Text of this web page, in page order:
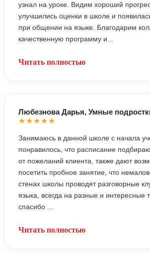
узнал на уроке. Видим хороший
улучшились оценки в школе и
при общении на языке. Благодарим
качественную программу и...
Читать полностью
Любезнова Дарья, Умные
★★★★★
Занимаюсь в данной школе с начала
понравилось, что расписание
от пожеланий клиента, также дают
посетить пробное занятие, что
стенах школы проводят разговорные
языка, всегда на разные и интересные
спасибо ...
Читать полностью